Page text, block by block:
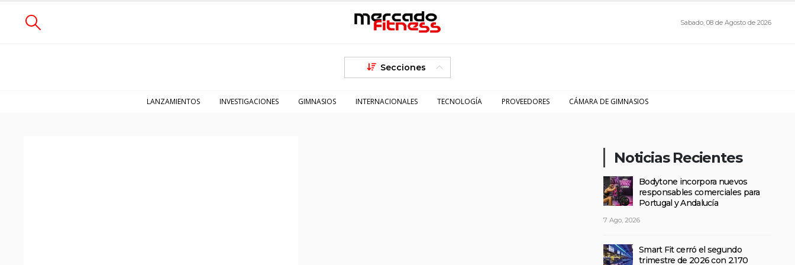
Sabado, 08 de Agosto de 2026
Secciones
LANZAMIENTOS INVESTIGACIONES GIMNASIOS INTERNACIONALES TECNOLOGÍA PROVEEDORES CÁMARA DE GIMNASIOS
Noticias Recientes
Bodytone incorpora nuevos
responsables comerciales para
Portugal y Andalucía
7 Ago, 2026
Smart Fit cerró el segundo
trimestre de 2026 con 2.170